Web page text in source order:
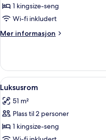
1 kingsize-seng
Wi-fi inkludert
Mer informasjon
Mer
Åpne
alle
bildene
av
Luksusrom
3
Luksusrom
51 m²
Plass til 2 personer
1 kingsize-seng